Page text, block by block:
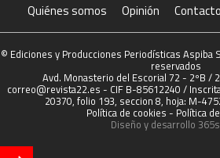
Quiénes somos Opinión Contacto
© Ediciones y Producciones Periodísticas Aspiba
reservados
Avd. Monasterio del Escorial 72 - 2ºB /
correo@revista22.es - CIF B-85612240 /
20370, folio 193, seccion 8, hoja: M-
Política de cookies - Política
Diseño y desarrollo